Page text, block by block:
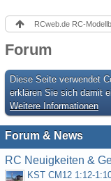
RCweb.de RC-
Forum
Diese Seite verwendet
erklären Sie sich damit
Weitere Informationen
Forum & News
RC Neuigkeiten &
KST CM12 1:12-